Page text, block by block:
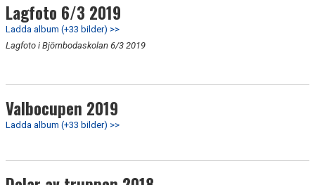
Lagfoto 6/3 2019
Ladda album (+33 bilder) >>
Lagfoto i Björnbodaskolan 6/3 2019
Valbocupen 2019
Ladda album (+33 bilder) >>